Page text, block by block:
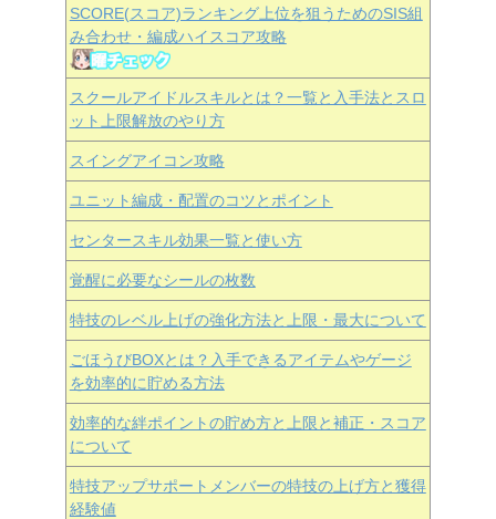
SCORE(スコア)ランキング上位を狙うためのSIS組
み合わせ・編成ハイスコア攻略
スクールアイドルスキルとは？一覧と入手法とスロ
ット上限解放のやり方
スイングアイコン攻略
ユニット編成・配置のコツとポイント
センタースキル効果一覧と使い方
覚醒に必要なシールの枚数
特技のレベル上げの強化方法と上限・最大について
ごほうびBOXとは？入手できるアイテムやゲージ
を効率的に貯める方法
効率的な絆ポイントの貯め方と上限と補正・スコア
について
特技アップサポートメンバーの特技の上げ方と獲得
経験値